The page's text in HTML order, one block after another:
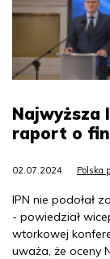
Najwyższa
raport o
02.07.2024 Polska
IPN nie podołał
- powiedział
wtorkowej
uważa, że oceny